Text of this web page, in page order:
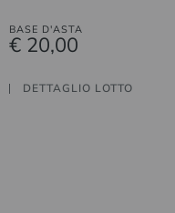
BASE D'ASTA
€ 20,00
DETTAGLIO LOTTO